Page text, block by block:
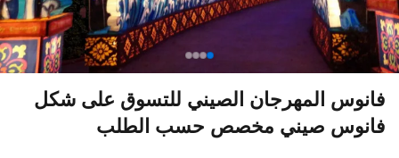
فانوس المهرجان الصيني للتسوق على شكل
فانوس صيني مخصص حسب الطلب